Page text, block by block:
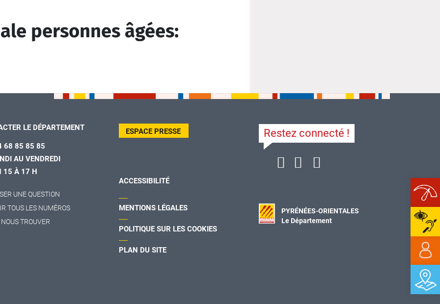
personnes âgées:
LE DÉPARTEMENT
68 85 85 85
AU VENDREDI
15 À 17 H
UNE QUESTION
TOUS LES NUMÉROS
NOUS TROUVER
ESPACE PRESSE
ACCESSIBILITÉ
MENTIONS LÉGALES
POLITIQUE SUR LES COOKIES
PLAN DU SITE
Restez connecté !
PYRÉNÉES-ORIENTALES
Le Département